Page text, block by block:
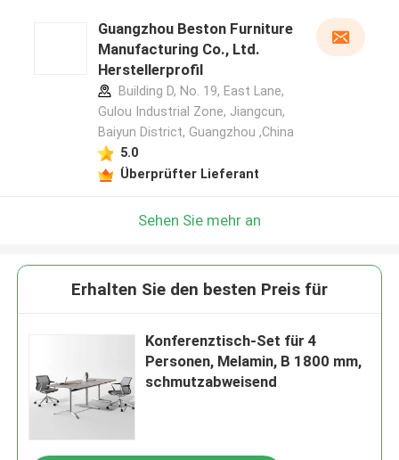
Guangzhou Beston Furniture
Manufacturing Co., Ltd.
Herstellerprofil
Building D, No. 19, East Lane,
Gulou Industrial Zone, Jiangcun,
Baiyun District, Guangzhou ,China
5.0
Überprüfter Lieferant
Sehen Sie mehr an
Erhalten Sie den besten Preis für
Konferenztisch-Set für 4
Personen, Melamin, B 1800 mm,
schmutzabweisend